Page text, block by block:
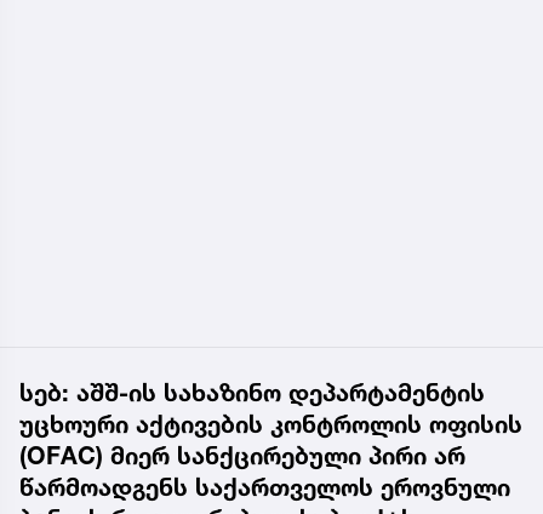
სებ: აშშ-ის სახაზინო დეპარტამენტის
უცხოური აქტივების კონტროლის ოფისის
(OFAC) მიერ სანქცირებული პირი არ
წარმოადგენს საქართველოს ეროვნული